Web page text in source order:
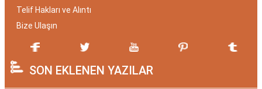
Telif Hakları ve Alıntı
Bize Ulaşın
SON EKLENEN YAZILAR